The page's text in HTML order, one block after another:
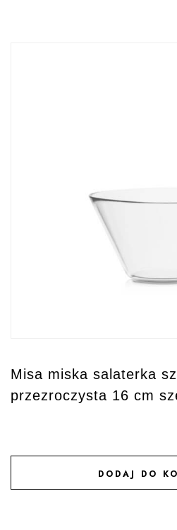
Misa miska salaterka
przezroczysta 16 cm
DODAJ DO
DODAJ DO